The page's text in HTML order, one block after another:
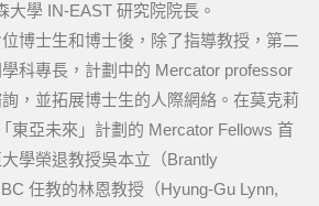
學 IN-EAST 研究院院長。
位博士生和博士後，除了指導教授，第二
科專長，計劃中的 Mercator professor
，並拓展博士生的人際網絡。在莫克莉
東亞未來」計劃的 Mercator Fellows 首
學榮退教授吳本立（Brantly
任教的林恩教授（Hyung-Gu Lynn,